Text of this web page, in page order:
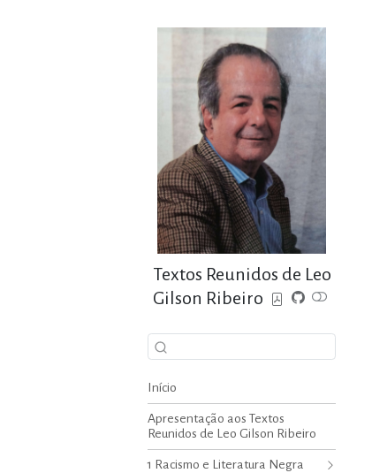
Textos Reunidos de Leo
Gilson Ribeiro
Início
Apresentação aos Textos
Reunidos de Leo Gilson Ribeiro
1 Racismo e Literatura Negra